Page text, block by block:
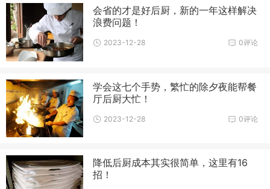
会省的才是好后厨，新的一年这样解决
浪费问题！
0评论
2023-12-28
学会这七个手势，繁忙的除夕夜能帮餐
厅后厨大忙！
0评论
2023-12-28
降低后厨成本其实很简单，这里有16
招！